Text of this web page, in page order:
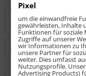
Bewertungen
Bewertungen lesen,
Hersteller
Pixel
um die einwandfreie
gewährleisten, Inhalte
Funktionen für soziale
Zugriffe auf unserer
wir Informationen zu
unsere Partner für
weiter. Dies umfasst
Nutzungsprofile.
Advertising Products)